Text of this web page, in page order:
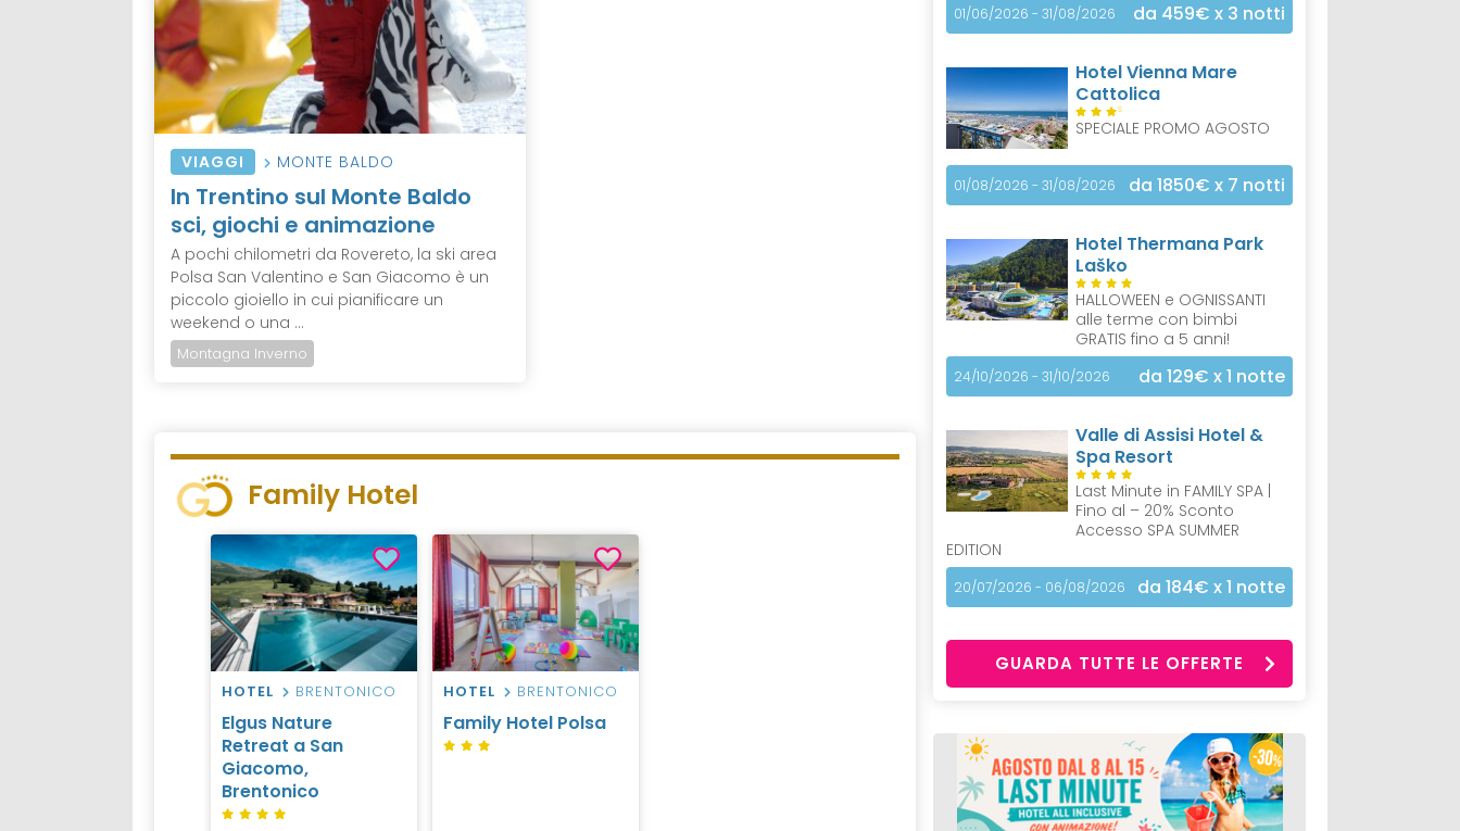
VIAGGI MONTE BALDO
In Trentino sul Monte Baldo
sci, giochi e animazione
A pochi chilometri da Rovereto, la ski area
Polsa San Valentino e San Giacomo è un
piccolo gioiello in cui pianificare un
weekend o una ...
Montagna Inverno
Family Hotel
HOTEL BRENTONICO
Elgus Nature
Retreat a San
Giacomo,
Brentonico
HOTEL BRENTONICO
Family Hotel Polsa
01/06/2026 - 31/08/2026 da 459€ x 3 notti
Hotel Vienna Mare
Cattolica
S
SPECIALE PROMO AGOSTO
01/08/2026 - 31/08/2026 da 1850€ x 7 notti
Hotel Thermana Park
Laško
HALLOWEEN e OGNISSANTI
alle terme con bimbi
GRATIS fino a 5 anni!
24/10/2026 - 31/10/2026 da 129€ x 1 notte
Valle di Assisi Hotel &
Spa Resort
Last Minute in FAMILY SPA |
Fino al – 20% Sconto
Accesso SPA SUMMER
EDITION
20/07/2026 - 06/08/2026 da 184€ x 1 notte
GUARDA TUTTE LE OFFERTE